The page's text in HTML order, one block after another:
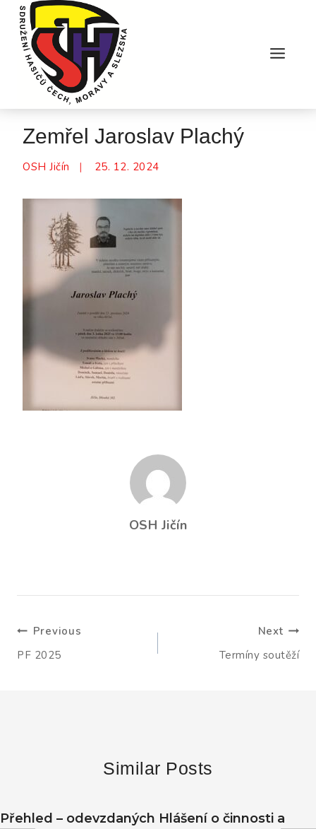
Skip
content
Zemřel Jaroslav Plachý
OSH Jičín 25. 12. 2024
OSH Jičín
Navigace
pro
příspěvek
Previous
PF 2025
Next
Termíny soutěží
Similar Posts
Přehled – odevzdaných Hlášení o činnosti a